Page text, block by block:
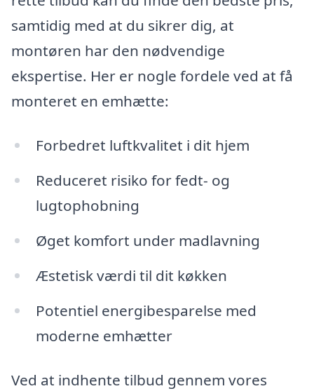
samtidig med at du sikrer dig, at
montøren har den nødvendige
ekspertise. Her er nogle fordele ved at få
monteret en emhætte:
Forbedret luftkvalitet i dit hjem
Reduceret risiko for fedt- og
lugtophobning
Øget komfort under madlavning
Æstetisk værdi til dit køkken
Potentiel energibesparelse med
moderne emhætter
Ved at indhente tilbud gennem vores